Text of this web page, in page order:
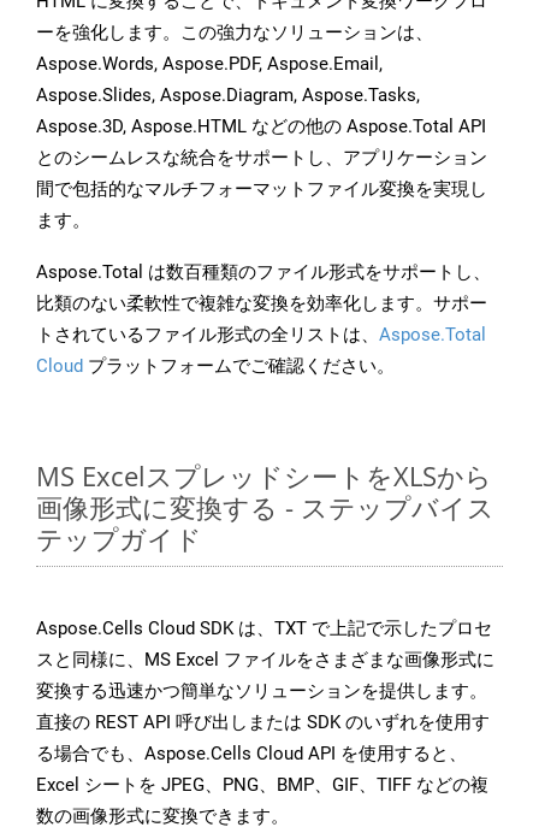
ーを強化します。この強力なソリューションは、
Aspose.Words, Aspose.PDF, Aspose.Email,
Aspose.Slides, Aspose.Diagram, Aspose.Tasks,
Aspose.3D, Aspose.HTML などの他の Aspose.Total API
とのシームレスな統合をサポートし、アプリケーション
間で包括的なマルチフォーマットファイル変換を実現し
ます。
Aspose.Total は数百種類のファイル形式をサポートし、
比類のない柔軟性で複雑な変換を効率化します。サポー
トされているファイル形式の全リストは、 Aspose.Total
Cloud プラットフォームでご確認ください。
MS ExcelスプレッドシートをXLSから
画像形式に変換する - ステップバイス
テップガイド
Aspose.Cells Cloud SDK は、TXT で上記で示したプロセ
スと同様に、MS Excel ファイルをさまざまな画像形式に
変換する迅速かつ簡単なソリューションを提供します。
直接の REST API 呼び出しまたは SDK のいずれを使用す
る場合でも、Aspose.Cells Cloud API を使用すると、
Excel シートを JPEG、PNG、BMP、GIF、TIFF などの複
数の画像形式に変換できます。